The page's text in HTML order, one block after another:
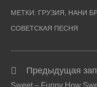
МЕТКИ: ГРУЗИЯ НАНИ
СОВЕТСКАЯ ПЕСНЯ
ЧитатьПредыдущая
Sweet ‎– Funny How